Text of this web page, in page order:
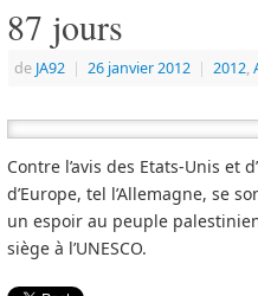
87 jours
de JA92 | 26 janvier 2012 | 2012,
Contre l’avis des Etats-Unis et
d’Europe, tel l’Allemagne, se
un espoir au peuple
siège à l’UNESCO.